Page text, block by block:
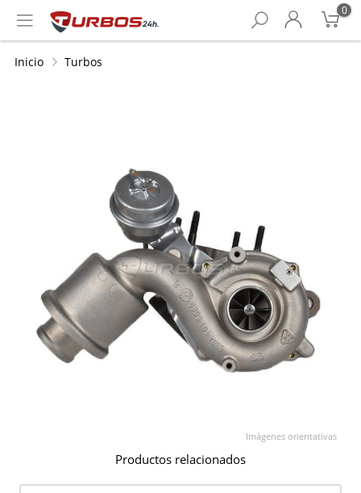
0
Inicio Turbos
Imágenes orientativas
Productos relacionados